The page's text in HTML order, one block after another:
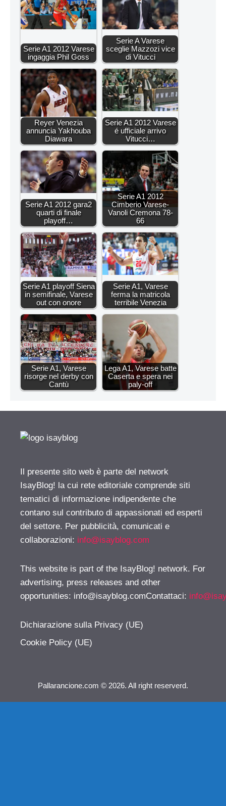
Serie A1 2012 Varese
ingaggia Phil Goss
Serie A Varese
sceglie Mazzozi vice
di Vitucci
Reyer Venezia
annuncia Yakhouba
Diawara
Serie A1 2012 Varese
é ufficiale arrivo
Vitucci…
Serie A1 2012 gara2
quarti di finale
playoff…
Serie A1 2012
Cimberio Varese-
Vanoli Cremona 78-
66
Serie A1 playoff Siena
in semifinale, Varese
out con onore
Serie A1, Varese
ferma la matricola
terribile Venezia
Serie A1, Varese
risorge nel derby con
Cantù
Lega A1, Varese batte
Caserta e spera nei
paly-off
Il presente sito web è parte del network
IsayBlog! la cui rete editoriale comprende siti
tematici di informazione indipendente che
contano sul contributo di appassionati ed esperti
del settore. Per pubblicità, comunicati e
collaborazioni: info@isayblog.com
This website is part of the IsayBlog! network. For
advertising, press releases and other
opportunities: info@isayblog.comContattaci:
Dichiarazione sulla Privacy (UE)
Cookie Policy (UE)
Pallarancione.com © 2026. All right reserverd.